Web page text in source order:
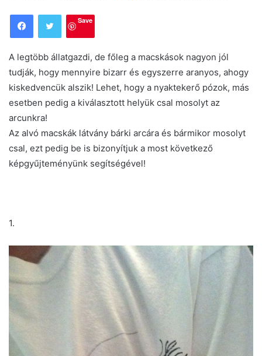
Save
A legtöbb állatgazdi, de főleg a macskások nagyon jól
tudják, hogy mennyire bizarr és egyszerre aranyos, ahogy
kiskedvencük alszik! Lehet, hogy a nyaktekerő pózok, más
esetben pedig a kiválasztott helyük csal mosolyt az
arcunkra!
Az alvó macskák látvány bárki arcára és bármikor mosolyt
csal, ezt pedig be is bizonyítjuk a most következő
képgyűjteményünk segítségével!
1.